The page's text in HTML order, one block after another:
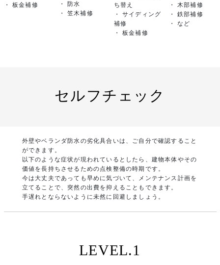
・ 板金補修
・ 防水
・ 笠木補修
ち替え
・ サイディング
補修
・ 板金補修
・ 木部補修
・ 鉄部補修
・ など
セルフチェック
外壁やベランダ防水の劣化具合いは、ご自分で確認すること
ができます。
以下のような症状が現われているとしたら、建物本体やその
価値を長持ちさせるための点検整備の時期です。
今は大丈夫であっても早めに気づいて、メンテナンス計画を
立てることで、突然の出費を抑えることもできます。
手遅れとならないように未然に回避しましょう。
LEVEL.1